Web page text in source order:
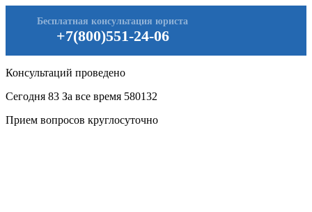
+7(800)551-24-06
Бесплатная консультация юриста
Консультаций проведено
Сегодня 83 За все время 580132
Прием вопросов круглосуточно